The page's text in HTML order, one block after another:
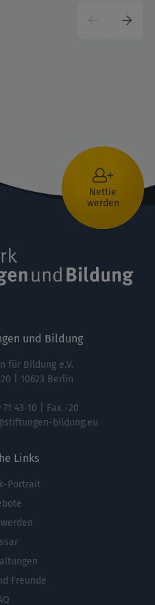
Vorherige
Nettie
werden
und Bildung
für Bildung e.V.
| 10623 Berlin
43-10 | Fax -20
bildung.eu
Links
Portrait
Freunde